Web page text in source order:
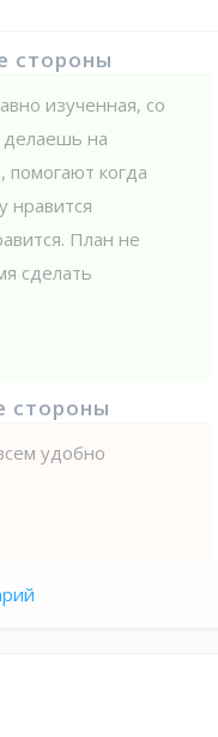
стороны
изученная, со
на
помогают когда
нравится
План не
сделать
стороны
удобно